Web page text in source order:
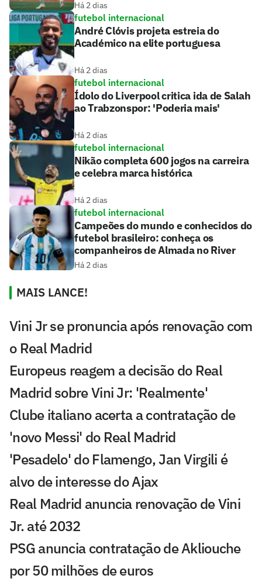
Há 2 dias
futebol internacional
André Clóvis projeta estreia do
Académico na elite portuguesa
Há 2 dias
futebol internacional
Ídolo do Liverpool critica ida de Salah
ao Trabzonspor: 'Poderia mais'
Há 2 dias
futebol internacional
Nikão completa 600 jogos na carreira
e celebra marca histórica
Há 2 dias
futebol internacional
Campeões do mundo e conhecidos do
futebol brasileiro: conheça os
companheiros de Almada no River
Há 2 dias
MAIS LANCE!
Vini Jr se pronuncia após renovação com
o Real Madrid
Europeus reagem a decisão do Real
Madrid sobre Vini Jr: 'Realmente'
Clube italiano acerta a contratação de
'novo Messi' do Real Madrid
'Pesadelo' do Flamengo, Jan Virgili é
alvo de interesse do Ajax
Real Madrid anuncia renovação de Vini
Jr. até 2032
PSG anuncia contratação de Akliouche
por 50 milhões de euros